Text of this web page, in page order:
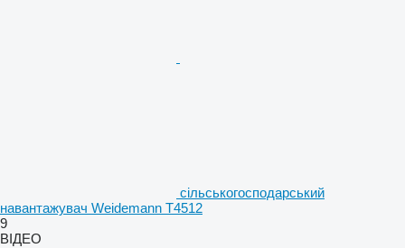
сільськогосподарський
навантажувач Weidemann T4512
9
ВІДЕО